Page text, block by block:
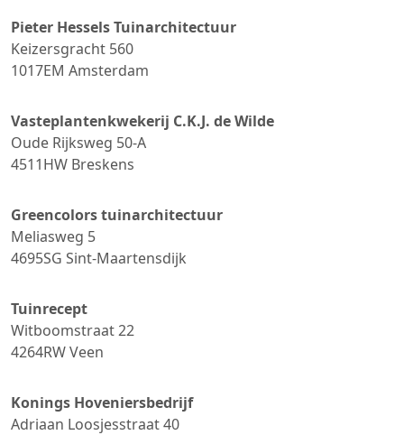
Pieter Hessels Tuinarchitectuur
Keizersgracht 560
1017EM Amsterdam
Vasteplantenkwekerij C.K.J. de Wilde
Oude Rijksweg 50-A
4511HW Breskens
Greencolors tuinarchitectuur
Meliasweg 5
4695SG Sint-Maartensdijk
Tuinrecept
Witboomstraat 22
4264RWVeen
Konings Hoveniersbedrijf
Adriaan Loosjesstraat 40